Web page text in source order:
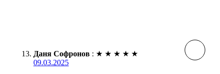
Даня Софронов : ★ ★ ★ ★ ★
09.03.2025